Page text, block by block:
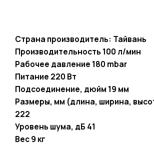
Страна производитель: Тайвань
Производительность 100 л/мин
Рабочее давление 180 mbar
Питание 220 Вт
Подсоединение, дюйм 19 мм
Размеры, мм (длина, ширина,
222
Уровень шума, дБ 41
Вес 9 кг